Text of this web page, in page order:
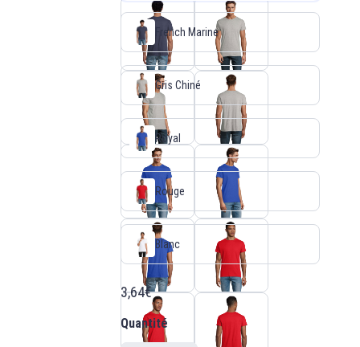
French Marine
Gris Chiné
Royal
Rouge
Blanc
3,64€
Quantité